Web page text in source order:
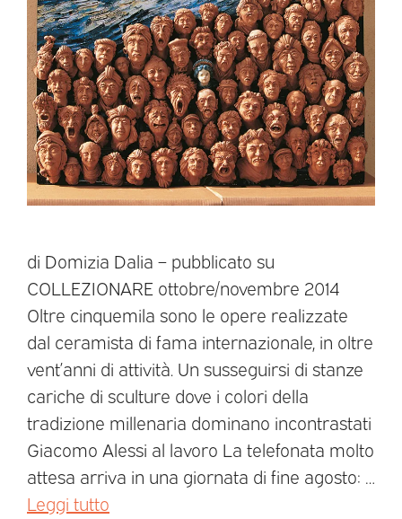
di Domizia Dalia – pubblicato su
COLLEZIONARE ottobre/novembre 2014
Oltre cinquemila sono le opere realizzate
dal ceramista di fama internazionale, in oltre
vent’anni di attività. Un susseguirsi di stanze
cariche di sculture dove i colori della
tradizione millenaria dominano incontrastati
Giacomo Alessi al lavoro La telefonata molto
attesa arriva in una giornata di fine agosto: …
Leggi tutto